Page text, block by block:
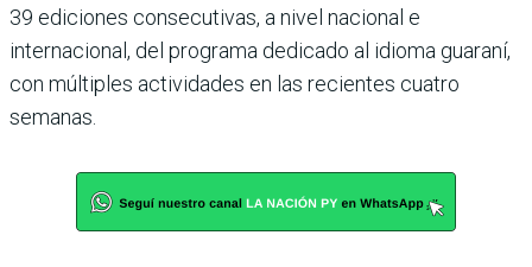
39 ediciones consecutivas, a nivel nacional e
internacional, del programa dedicado al idioma guaraní,
con múltiples actividades en las recientes cuatro
semanas.